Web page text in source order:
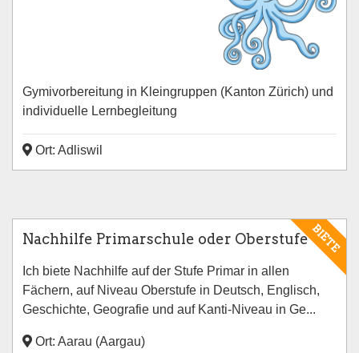
Gymivorbereitung in Kleingruppen (Kanton Zürich) und
individuelle Lernbegleitung
Ort: Adliswil
BIETE
Nachhilfe Primarschule oder Oberstufe
Ich biete Nachhilfe auf der Stufe Primar in allen
Fächern, auf Niveau Oberstufe in Deutsch, Englisch,
Geschichte, Geografie und auf Kanti-Niveau in Ge...
Ort: Aarau (Aargau)